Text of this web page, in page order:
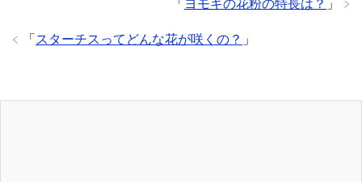
「 ヨモギの花粉の特長は？ 」
「 スターチスってどんな花が咲くの？ 」